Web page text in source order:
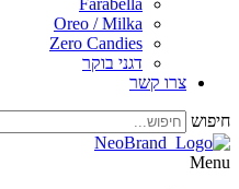
Farabella
Oreo / Milka
Zero Candies
דגני בוקר
צרו קשר